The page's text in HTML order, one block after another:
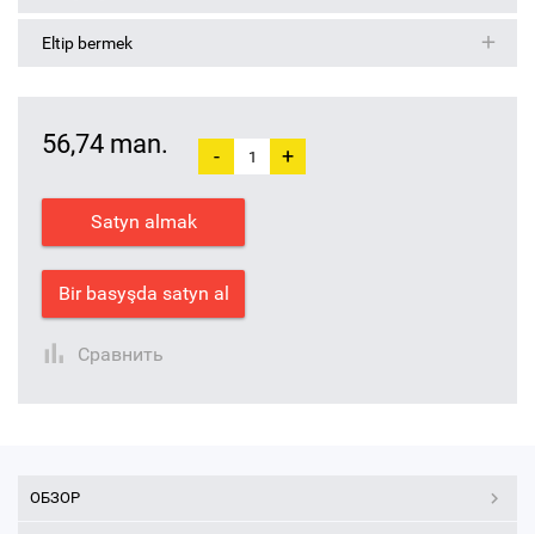
Eltip bermek
56,74 man. - +
Satyn almak
Bir basyşda satyn al
Сравнить
ОБЗОР